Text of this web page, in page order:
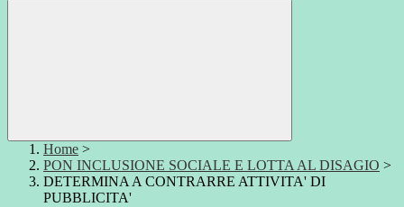
Home >
PON INCLUSIONE SOCIALE E LOTTA AL DISAGIO >
DETERMINA A CONTRARRE ATTIVITA' DI
PUBBLICITA'